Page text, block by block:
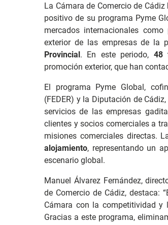
La Cámara de Comercio de
positivo de su programa Pyme
mercados internacionales
exterior de las empresas de la
Provincial. En este periodo, 48
promoción exterior, que han
El programa Pyme Global,
(FEDER) y la Diputación de
servicios de las empresas
clientes y socios comerciales a
misiones comerciales directas.
alojamiento, representando un
escenario global.
Manuel Álvarez Fernández,
de Comercio de Cádiz, destaca:
Cámara con la competitividad y
Gracias a este programa,